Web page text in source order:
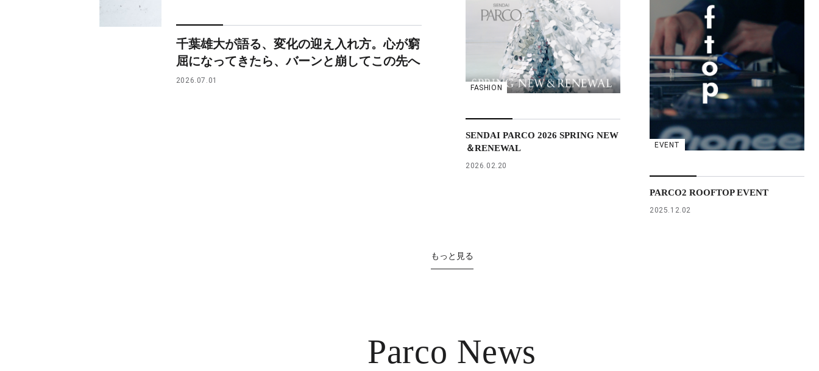
千葉雄大が語る、変化の迎え入れ方。心が窮
屈になってきたら、バーンと崩してこの先へ
2026.07.01
FASHION
SENDAI PARCO 2026 SPRING NEW
＆RENEWAL
2026.02.20
EVENT
PARCO2 ROOFTOP EVENT
2025.12.02
もっと見る
Parco News